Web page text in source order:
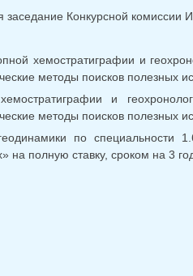
заседание Конкурсной комиссии
хемостратиграфии и
методы поисков полезных
и
методы поисков полезных
по специальности
на полную ставку, сроком на 3